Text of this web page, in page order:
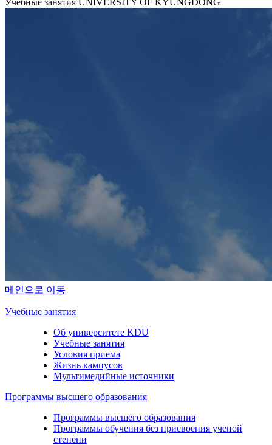
메인으로 이동
Учебные занятия
Об университете KDU
Учебные занятия
Условия приема
Жизнь кампусов
Мультимедийные источники
Программы высшего образования
Программы высшего образования
Программы обучения без присвоения ученой
степени